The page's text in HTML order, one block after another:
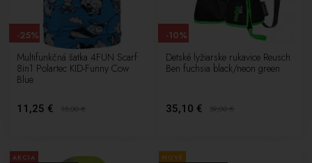
Multifunkčná šatka 4FUN Scarf
8in1 Polartec KID-Funny Cow
Blue
11,25 € 15,00€
-25%
Detské lyžiarske rukavice Reusch
Ben fuchsia black/neon green
35,10 € 39,00€
-10%
AKCIA
NOVÉ